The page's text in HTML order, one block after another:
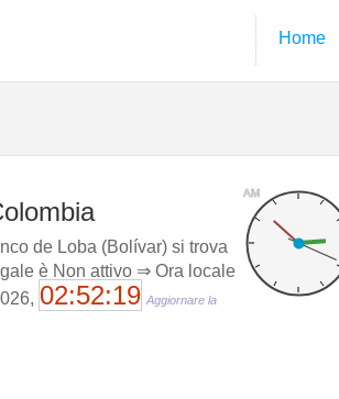
Home
AM
de Loba (Bolívar) si trova
è Non attivo ⇒ Ora locale
02:52:20 Aggiornare la